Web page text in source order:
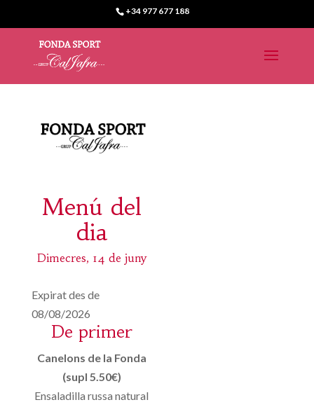
+34 977 677 188
Menú del
dia
Dimecres, 14 de juny
Expirat des de
08/08/2026
De primer
Canelons de la Fonda
(supl 5.50€)
Ensaladilla russa natural